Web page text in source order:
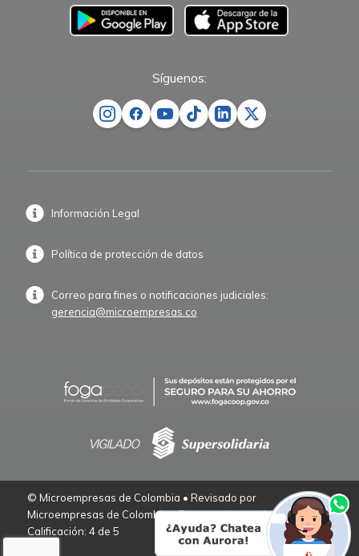
–
Síguenos:
Información Legal
Política de protección de datos
Correo para fines o notificaciones judiciales:
gerencia@microempresas.co
© Microempresas de Colombia • Revisado por
Microempresas de Colombia – Empresarios de Verdad.
Calificación: 4 de 5